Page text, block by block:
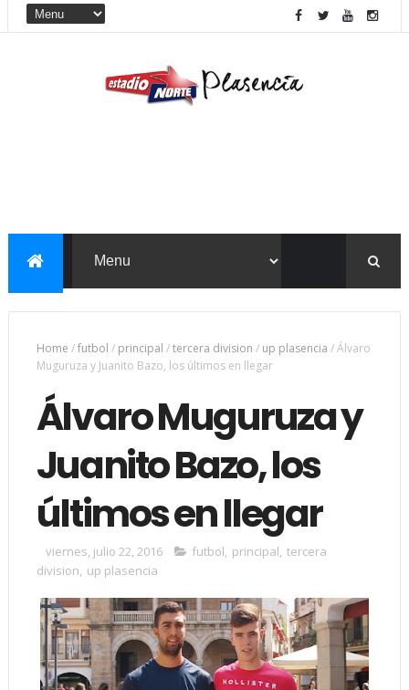
Home /futbol / principal /tercera division / up plasencia /Álvaro
Muguruza y Juanito Bazo, los últimos en llegar
Álvaro Muguruza y
Juanito Bazo, los
últimos en llegar
viernes, julio 22, 2016 futbol, principal, tercera
division, up plasencia